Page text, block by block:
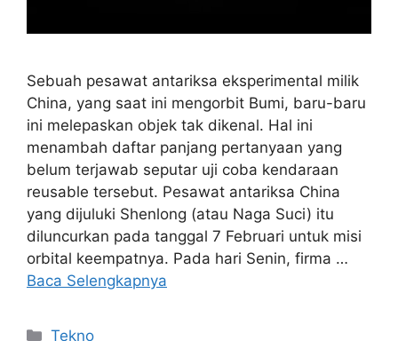
Sebuah pesawat antariksa eksperimental milik
China, yang saat ini mengorbit Bumi, baru-baru
ini melepaskan objek tak dikenal. Hal ini
menambah daftar panjang pertanyaan yang
belum terjawab seputar uji coba kendaraan
reusable tersebut. Pesawat antariksa China
yang dijuluki Shenlong (atau Naga Suci) itu
diluncurkan pada tanggal 7 Februari untuk misi
orbital keempatnya. Pada hari Senin, firma …
Baca Selengkapnya
Kategori
Tekno